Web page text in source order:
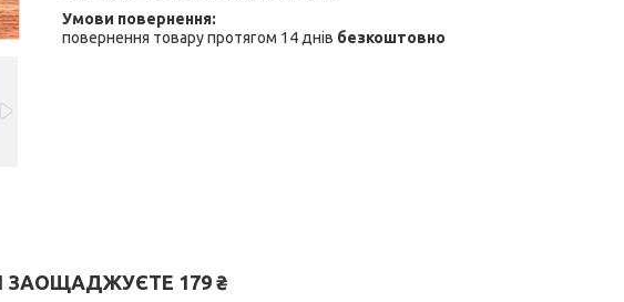
повернення товару протягом 14 днів безкоштовно
ЗАОЩАДЖУЄТЕ 179 ₴